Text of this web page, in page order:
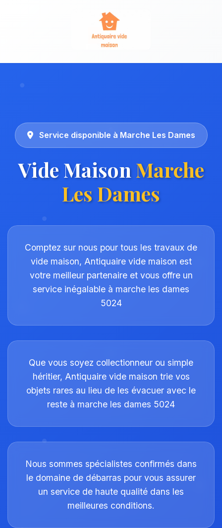
Service disponible à Marche Les Dames
Vide MaisonMarche
Les Dames
Comptez sur nous pour tous les travaux de
vide maison, Antiquaire vide maison est
votre meilleur partenaire et vous offre un
service inégalable à marche les dames
5024
Que vous soyez collectionneur ou simple
héritier, Antiquaire vide maison trie vos
objets rares au lieu de les évacuer avec le
reste à marche les dames 5024
Nous sommes spécialistes confirmés dans
le domaine de débarras pour vous assurer
un service de haute qualité dans les
meilleures conditions.